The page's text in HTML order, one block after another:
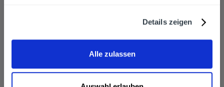
Details zeigen
Alle zulassen
Flaschen mitgenommen werden. Sie bieten eine Vielfalt